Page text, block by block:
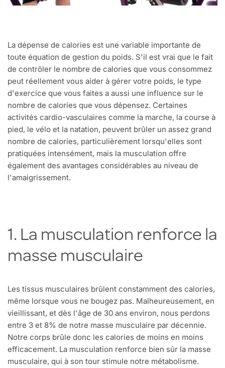
La dépense de calories est une variable importante de
toute équation de gestion du poids. S'il est vrai que le fait
de contrôler le nombre de calories que vous consommez
peut réellement vous aider à gérer votre poids, le type
d'exercice que vous faites a aussi une influence sur le
nombre de calories que vous dépensez. Certaines
activités cardio-vasculaires comme la marche, la course à
pied, le vélo et la natation, peuvent brûler un assez grand
nombre de calories, particulièrement lorsqu'elles sont
pratiquées intensément, mais la musculation offre
également des avantages considérables au niveau de
l'amaigrissement.
1. La musculation renforce la
masse musculaire
Les tissus musculaires brûlent constamment des calories,
même lorsque vous ne bougez pas. Malheureusement, en
vieillissant, et dès l'âge de 30 ans environ, nous perdons
entre 3 et 8% de notre masse musculaire par décennie.
Notre corps brûle donc les calories de moins en moins
efficacement. La musculation renforce bien sûr la masse
musculaire, qui à son tour stimule notre métabolisme.